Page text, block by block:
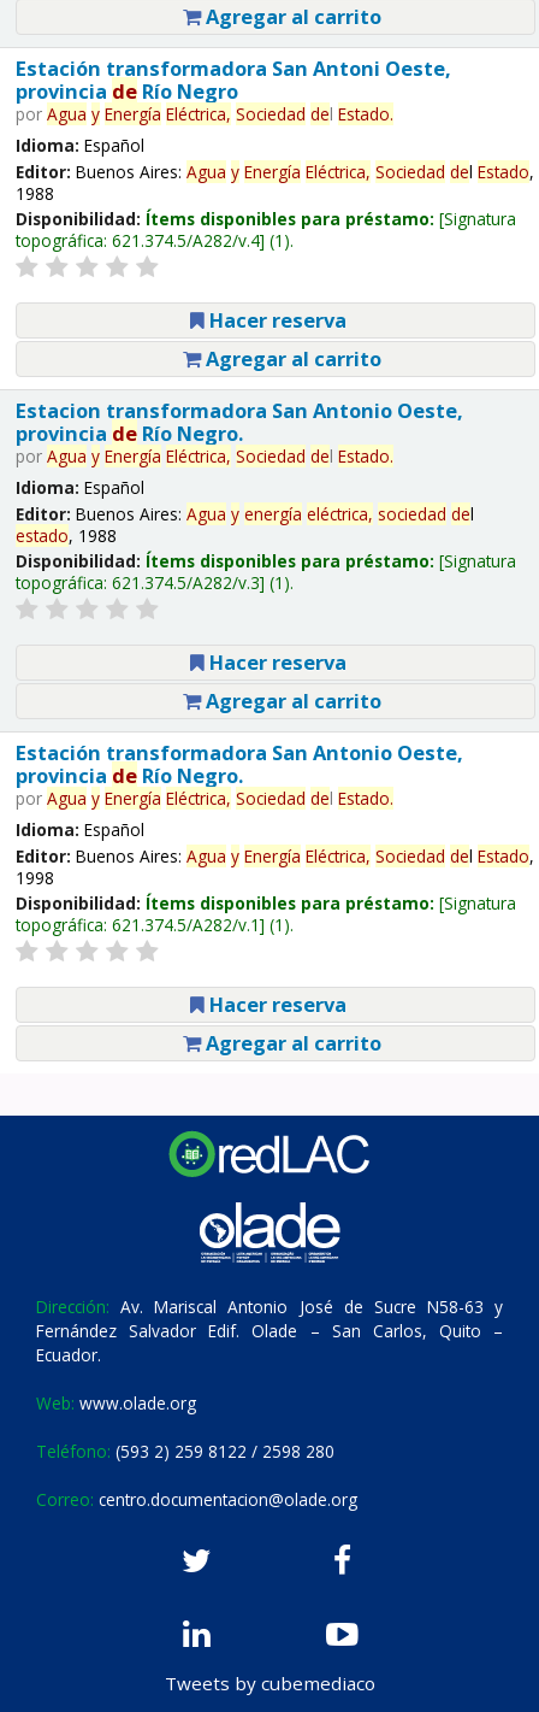
Agregar al carrito
Estación transformadora San Antoni Oeste,
provincia deRío Negro
por Agua y Energía Eléctrica, Sociedad del Estado.
Idioma: Español
Editor: Buenos Aires: Agua y Energía Eléctrica, Sociedad del Estado,
1988
Disponibilidad: Ítems disponibles para préstamo: Signatura
topográfica: 621.374.5/A282/v.4 (1).
Hacer reserva
Agregar al carrito
Estacion transformadora San Antonio Oeste,
provincia deRío Negro.
por Agua y Energía Eléctrica, Sociedad del Estado.
Idioma: Español
Editor: Buenos Aires: Agua y energía eléctrica, sociedad del
estado, 1988
Disponibilidad: Ítems disponibles para préstamo: Signatura
topográfica: 621.374.5/A282/v.3 (1).
Hacer reserva
Agregar al carrito
Estación transformadora San Antonio Oeste,
provincia deRío Negro.
por Agua y Energía Eléctrica, Sociedad del Estado.
Idioma: Español
Editor: Buenos Aires: Agua y Energía Eléctrica, Sociedad del Estado,
1998
Disponibilidad: Ítems disponibles para préstamo: Signatura
topográfica: 621.374.5/A282/v.1 (1).
Hacer reserva
Agregar al carrito
Dirección: Av. Mariscal Antonio José de Sucre N58-63 y
Fernández Salvador Edif. Olade – San Carlos, Quito –
Ecuador.
Web: www.olade.org
Teléfono: (593 2) 259 8122 / 2598 280
Correo: centro.documentacion@olade.org
Tweets by cubemediaco